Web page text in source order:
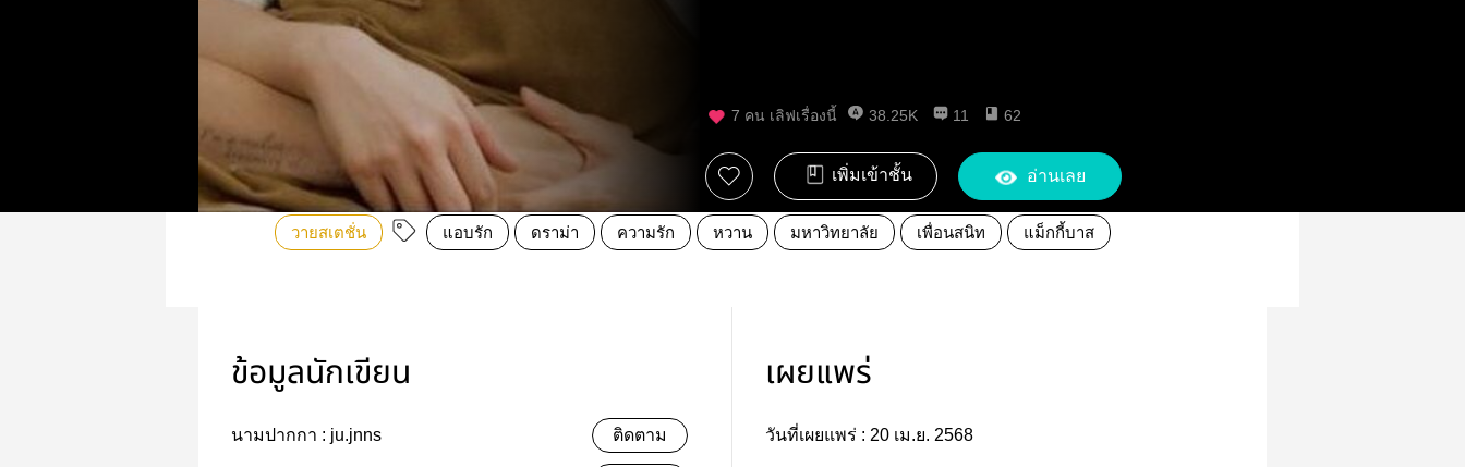
7 คน เลิฟเรื่องนี้ 38.25K 11 62
เพิ่มเข้าชั้น อ่านเลย
วายสเตชั่น แอบรัก ดราม่า ความรัก หวาน มหาวิทยาลัย เพื่อนสนิท แม็กกี้บาส
ข้อมูลนักเขียน
นามปากกา : ju.jnns ติดตาม
เผยแพร่
วันที่เผยแพร่ : 20 เม.ย. 2568